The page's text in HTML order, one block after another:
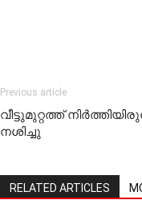
Previous article
വീട്ടുമുറ്റത്ത്
നശിച്ചു
RELATED ARTICLES